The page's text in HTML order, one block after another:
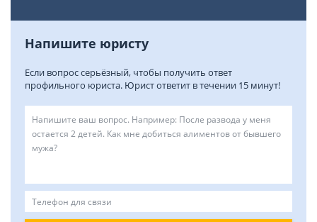
Напишите юристу
Если вопрос серьёзный, чтобы получить ответ
профильного юриста. Юрист ответит в течении 15 минут!